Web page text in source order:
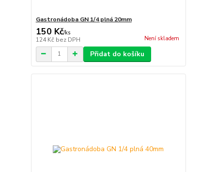
Gastronádoba GN 1/4 plná 20mm
150 Kč/ks
124 Kč bez DPH Není skladem
Přidat do košíku